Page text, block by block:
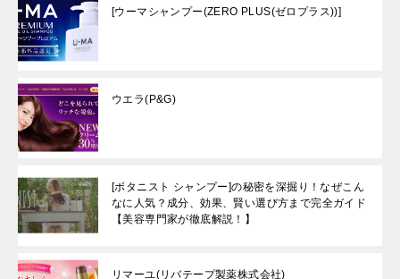
[ウーマシャンプー(ZERO PLUS(ゼロプラス))]
ウエラ(P&G)
[ボタニスト シャンプー]の秘密を深掘り！なぜこん
なに人気？成分、効果、賢い選び方まで完全ガイド
【美容専門家が徹底解説！】
リマーユ(リバテープ製薬株式会社)